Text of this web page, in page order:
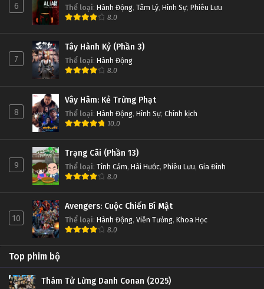
6 Thể loại: Hành Động, Tâm Lý, Hình Sự, Phiêu Lưu
8.0
7
Tây Hành Kỷ (Phần 3)
Thể loại: Hành Động
8.0
8
Vây Hãm: Kẻ Trừng Phạt
Thể loại: Hành Động, Hình Sự, Chính kịch
10.0
9
Trạng Cãi (Phần 13)
Thể loại: Tình Cảm, Hài Hước, Phiêu Lưu, Gia Đình
8.0
10
Avengers: Cuộc Chiến Bí Mật
Thể loại: Hành Động, Viễn Tưởng, Khoa Học
8.0
Top phim bộ
Thám Tử Lừng Danh Conan (2025)